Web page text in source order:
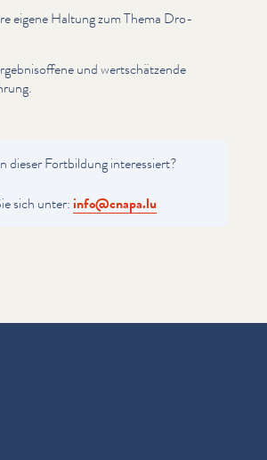
eigene Haltung zum Thema Dro­
und wertschätzende
dieser Fortbildung inter­essiert?
sich unter: info@​cnapa.​lu